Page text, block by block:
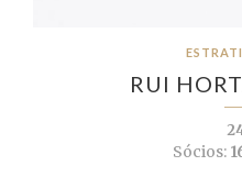
RUI
Sócios: